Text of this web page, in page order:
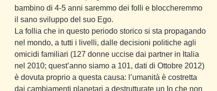
bambino di 4-5 anni saremmo dei folli e bloccheremmo
il sano sviluppo del suo Ego.
La follia che in questo periodo storico si sta propagando
nel mondo, a tutti i livelli, dalle decisioni politiche agli
omicidi familiari (127 donne uccise dai partner in Italia
nel 2010; quest’anno siamo a 101, dati di Ottobre 2012)
è dovuta proprio a questa causa: l’umanità è costretta
dai cambiamenti planetari a destrutturate un Io che non